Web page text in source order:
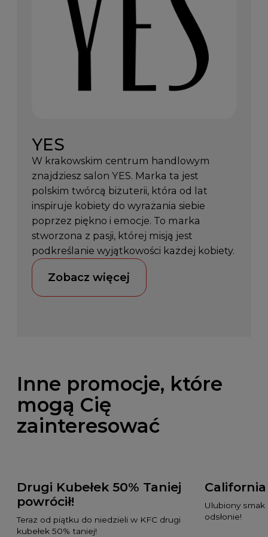
YES
W krakowskim centrum handlowym
znajdziesz salon YES. Marka ta jest
polskim twórcą biżuterii, która od lat
inspiruje kobiety do wyrażania siebie
poprzez piękno i emocje. To marka
stworzona z pasji, której misją jest
podkreślanie wyjątkowości każdej kobiety.
Zobacz więcej
Inne promocje, które
mogą Cię
zainteresować
Drugi Kubełek 50% Taniej
powrócił!
Teraz od piątku do niedzieli w KFC drugi
kubełek 50% taniej!
Ulubiony smak
odsłonie!